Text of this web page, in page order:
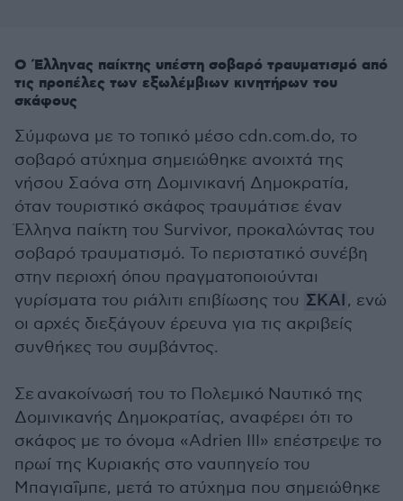
Ο Έλληνας παίκτης υπέστη σοβαρό τραυματισμό από
τις προπέλες των εξωλέμβιων κινητήρων του
σκάφους
Σύμφωνα με το τοπικό μέσο cdn.com.do, το
σοβαρό ατύχημα σημειώθηκε ανοιχτά της
νήσου Σαόνα στη Δομινικανή Δημοκρατία,
όταν τουριστικό σκάφος τραυμάτισε έναν
Έλληνα παίκτη του Survivor, προκαλώντας του
σοβαρό τραυματισμό. Το περιστατικό συνέβη
στην περιοχή όπου πραγματοποιούνται
γυρίσματα του ριάλιτι επιβίωσης του ΣΚΑΙ, ενώ
οι αρχές διεξάγουν έρευνα για τις ακριβείς
συνθήκες του συμβάντος.
Σε ανακοίνωσή του το Πολεμικό Ναυτικό της
Δομινικανής Δημοκρατίας, αναφέρει ότι το
σκάφος με το όνομα «Adrien III» επέστρεψε το
πρωί της Κυριακής στο ναυπηγείο του
Μπαγιαΐμπε, μετά το ατύχημα που σημειώθηκε